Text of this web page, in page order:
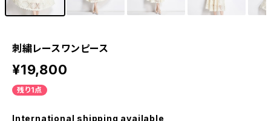
刺繍レースワンピース
¥19,800
残り1点
International shipping available